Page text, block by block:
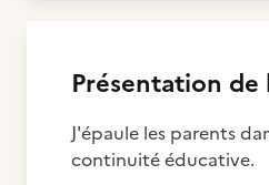
Présentation de
J'épaule les parents
continuité éducative.